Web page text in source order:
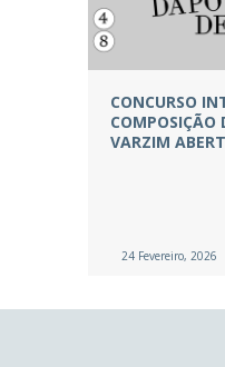
CONCURSO
COMPOSIÇÃO
VARZIM
24 Fevereiro, 2026